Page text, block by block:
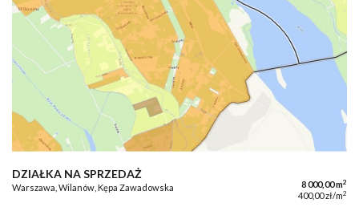
DZIAŁKA NA SPRZEDAŻ
Warszawa, Wilanów, Kępa Zawadowska 8 000,00 m2
400,00 zł/m2